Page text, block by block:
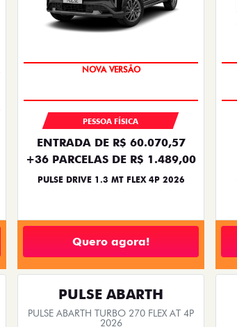
PREÇO IMPERDÍVEL
PESSOA FÍSICA
ENTRADA DE R$ 60.070,57
+36 PARCELAS DE R$ 1.489,00
PULSE DRIVE 1.3 MT FLEX 4P 2026
Quero agora!
PULSE ABARTH
PULSE ABARTH TURBO 270 FLEX AT 4P
2026